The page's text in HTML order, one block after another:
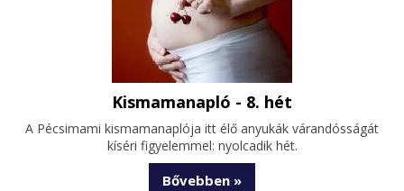
Kismamanapló - 8. hét
A Pécsimami kismamanaplója itt élő anyukák várandósságát
kíséri figyelemmel: nyolcadik hét.
Bővebben »